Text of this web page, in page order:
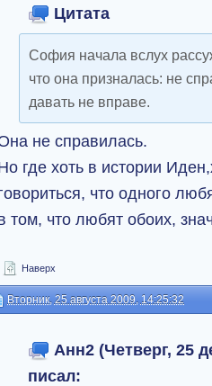
Цитата
София начала вслух
что она призналась: не
давать не вправе.
не справилась.
где хоть в истории
что одного
том, что любят обоих,
Наверх
Вторник, 25 августа 2009, 14:25:32
Анн2 (Четверг, 25
писал: